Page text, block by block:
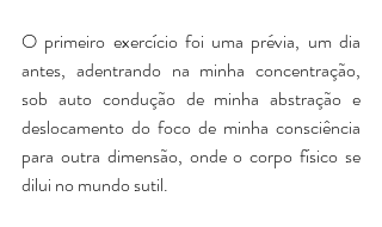
O primeiro exercício foi uma prévia, um dia
antes, adentrando na minha concentração,
sob auto condução de minha abstração e
deslocamento do foco de minha consciência
para outra dimensão, onde o corpo físico se
dilui no mundo sutil.